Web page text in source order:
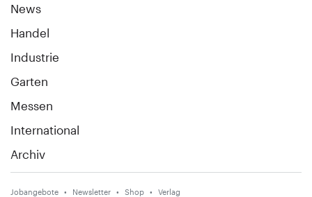
News
Handel
Industrie
Garten
Messen
International
Archiv
Jobangebote Newsletter Shop Verlag